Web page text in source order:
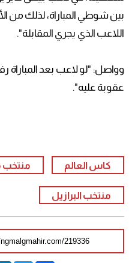
بين شوطي المباراة، لذلك من
اللاعب الذي يجري المقابلة".
وواصل: "لو لاعب بعد
عقوبة عليه".
كاس العالم منتخب
منتخب البرازيل